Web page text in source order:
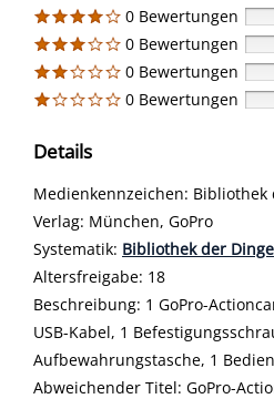
0 Bewertungen
0 Bewertungen
0 Bewertungen
0 Bewertungen
Details
Suche nach diesem Verfasser
Medienkennzeichen: Bibliothek
Verlag: München, GoPro
opens in new tab
Diesen Link in neuem Tab öffnen
Systematik: Suche nach dieser
Bibliothek der Dinge
Suche nach diesem
Altersfreigabe: 18
Beschreibung: 1 GoPro-
USB-Kabel, 1
Aufbewahrungstasche, 1
Suche nach dieser Beteiligten
Abweichender Titel: GoPro-